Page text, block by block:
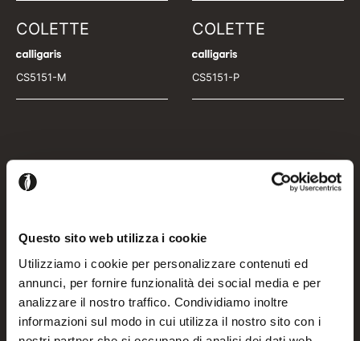
Questo sito web utilizza i cookie
Utilizziamo i cookie per personalizzare contenuti ed
annunci, per fornire funzionalità dei social media e per
analizzare il nostro traffico. Condividiamo inoltre
informazioni sul modo in cui utilizza il nostro sito con i
COLETTE
CS5151-M
COLETTE
CS5151-P